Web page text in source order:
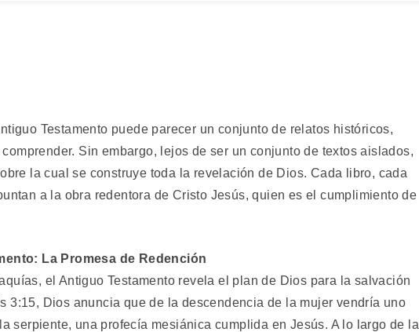
Testamento puede parecer un conjunto de relatos históricos,
Sin embargo, lejos de ser un conjunto de textos aislados,
la cual se construye toda la revelación de Dios. Cada libro, cada
a la obra redentora de Cristo Jesús, quien es el cumplimiento de
La Promesa de Redención
el Antiguo Testamento revela el plan de Dios para la salvación
3:15, Dios anuncia que de la descendencia de la mujer vendría uno
serpiente, una profecía mesiánica cumplida en Jesús. A lo largo de la